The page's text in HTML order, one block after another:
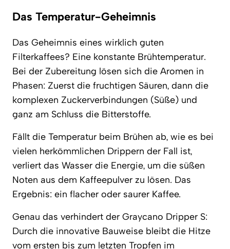
Das Temperatur-Geheimnis
Das Geheimnis eines wirklich guten
Filterkaffees? Eine konstante Brühtemperatur.
Bei der Zubereitung lösen sich die Aromen in
Phasen: Zuerst die fruchtigen Säuren, dann die
komplexen Zuckerverbindungen (Süße) und
ganz am Schluss die Bitterstoffe.
Fällt die Temperatur beim Brühen ab, wie es bei
vielen herkömmlichen Drippern der Fall ist,
verliert das Wasser die Energie, um die süßen
Noten aus dem Kaffeepulver zu lösen. Das
Ergebnis: ein flacher oder saurer Kaffee.
Genau das verhindert der Graycano Dripper S:
Durch die innovative Bauweise bleibt die Hitze
vom ersten bis zum letzten Tropfen im